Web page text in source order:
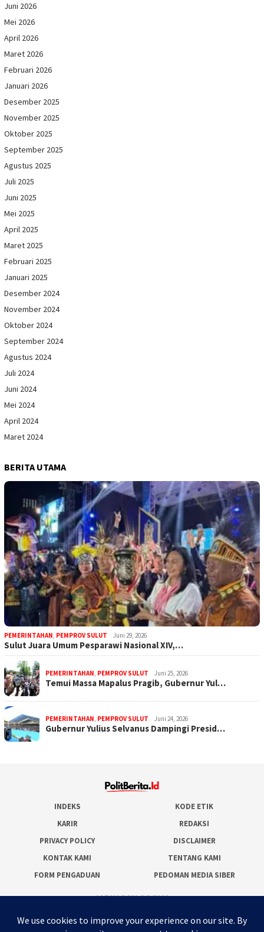
Juni 2026
Mei 2026
April 2026
Maret 2026
Februari 2026
Januari 2026
Desember 2025
November 2025
Oktober 2025
September 2025
Agustus 2025
Juli 2025
Juni 2025
Mei 2025
April 2025
Maret 2025
Februari 2025
Januari 2025
Desember 2024
November 2024
Oktober 2024
September 2024
Agustus 2024
Juli 2024
Juni 2024
Mei 2024
April 2024
Maret 2024
BERITA UTAMA
PEMERINTAHAN, PEMPROV SULUT Juni 29, 2026
Sulut Juara Umum Pesparawi Nasional XIV,…
PEMERINTAHAN, PEMPROV SULUT Juni 25, 2026
Temui Massa Mapalus Pragib, Gubernur Yul…
PEMERINTAHAN, PEMPROV SULUT Juni 24, 2026
Gubernur Yulius Selvanus Dampingi Presid…
INDEKS
KODE ETIK
KARIR
REDAKSI
PRIVACY POLICY
DISCLAIMER
KONTAK KAMI
TENTANG KAMI
FORM PENGADUAN
PEDOMAN MEDIA SIBER
JARINGAN SOCIAL
Facebook
Twitter